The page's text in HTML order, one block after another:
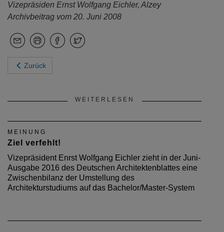
Vizepräsiden Ernst Wolfgang Eichler, Alzey
Archivbeitrag vom 20. Juni 2008
Zurück
WEITERLESEN
MEINUNG
Ziel verfehlt!
Vizepräsident Enrst Wolfgang Eichler zieht in der Juni-
Ausgabe 2016 des Deutschen Architektenblattes eine
Zwischenbilanz der Umstellung des
Architekturstudiums auf das Bachelor/Master-System